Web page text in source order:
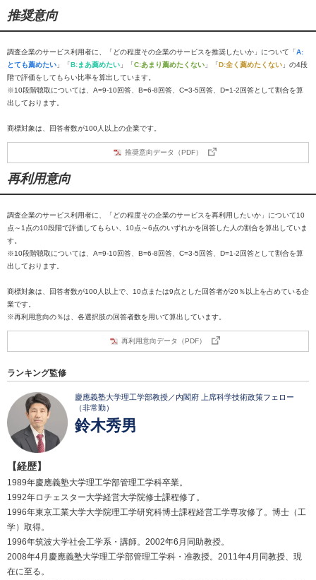
推奨意向
調査企業のサービス利用者に、「どの程度その企業のサービスを推奨したいか」について「A:
とても薦めたい 」「B:まあ薦めたい 」「C:あまり薦めたくない 」「D:全く薦めたくない 」の4段
階で評価をしてもらい比率を算出しています。
※10段階聴取については、A=9-10回答、B=6-8回答、C=3-5回答、D=1-2回答として割合を算
出しております。
商標対象は、回答者数が100人以上の企業です。
推奨意向データ（PDF）
再利用意向
調査企業のサービス利用者に、「どの程度その企業のサービスを再利用したいか」について10
点～1点の10段階で評価してもらい、10点～6点のいずれかを回答した人の割合を算出していま
す。
※10段階聴取については、A=9-10回答、B=6-8回答、C=3-5回答、D=1-2回答として割合を算
出しております。
商標対象は、回答者数が100人以上で、10点または9点とした回答者が20％以上を占めている企
業です。
※再利用意向の％は、各選択肢の回答者数を用いて算出しています。
再利用意向データ（PDF）
ランキング監修
慶應義塾大学理工学部教授／内閣府 上席科学技術政策フェロー
（非常勤）
鈴木秀男
【経歴】
1989年慶應義塾大学理工学部管理工学科卒業。
1992年ロチェスター大学経営大学院修士課程修了。
1996年東京工業大学大学院理工学研究科博士課程経営工学専攻修了。博士（工
学）取得。
1996年筑波大学社会工学系・講師。2002年6月同助教授。
2008年4月慶應義塾大学理工学部管理工学科・准教授。2011年4月同教授、現
在に至る。